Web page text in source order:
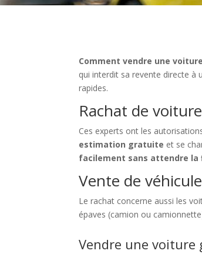
Comment vendre une
qui interdit sa revente directe à
rapides.
Rachat de
Ces experts ont les
estimation gratuite et se
facilement sans attendre la
Vente de
Le rachat concerne aussi les
épaves (camion ou
Vendre une voiture